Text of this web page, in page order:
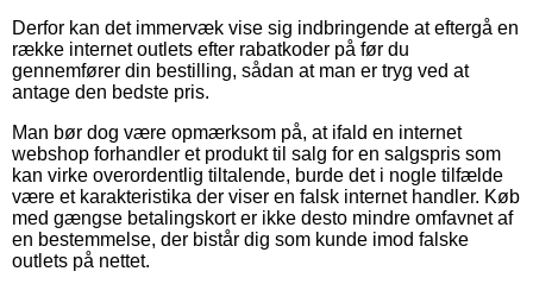
Derfor kan det immervæk vise sig indbringende at eftergå en
række internet outlets efter rabatkoder på før du
gennemfører din bestilling, sådan at man er tryg ved at
antage den bedste pris.
Man bør dog være opmærksom på, at ifald en internet
webshop forhandler et produkt til salg for en salgspris som
kan virke overordentlig tiltalende, burde det i nogle tilfælde
være et karakteristika der viser en falsk internet handler. Køb
med gængse betalingskort er ikke desto mindre omfavnet af
en bestemmelse, der bistår dig som kunde imod falske
outlets på nettet.